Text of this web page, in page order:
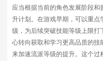
应当根据当前的角色发展阶段
升计划。在游戏早期，可以重
级，为后续突破技能等级上限
心转向获取和学习更高品质的技
来加速流派等级的提升。这个